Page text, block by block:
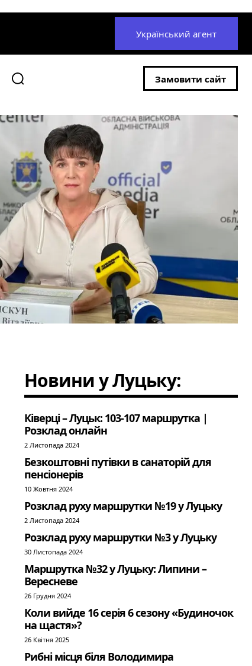
Український агент
Замовити сайт
Новини у Луцьку:
Ківерці – Луцьк: 103-107 маршрутка |
Розклад онлайн
2 Листопада 2024
Безкоштовні путівки в санаторій для
пенсіонерів
10 Жовтня 2024
Розклад руху маршрутки №19 у Луцьку
2 Листопада 2024
Розклад руху маршрутки №3 у Луцьку
30 Листопада 2024
Маршрутка №32 у Луцьку: Липини –
Вересневе
26 Грудня 2024
Коли вийде 16 серія 6 сезону «Будиночок
на щастя»?
26 Квітня 2025
Рибні місця біля Володимира